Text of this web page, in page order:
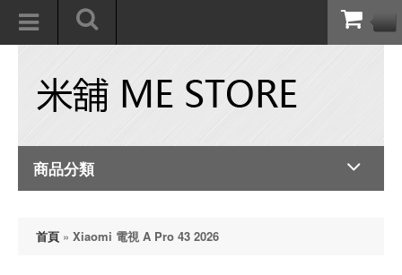
商品分類
首頁 » Xiaomi 電視 A Pro 43 2026